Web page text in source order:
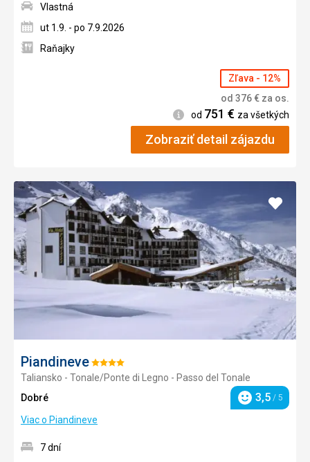
Vlastná
ut 1.9. - po 7.9.2026
Raňajky
Zľava - 12%
od 376€ za os.
Informácie
od 751 € za všetkých
Zobraziť detail zájazdu
PiandineveHodnotenie:
4/5
Taliansko - Tonale/Ponte di Legno - Passo del Tonale
Dobré
Hodnotenie
3,5 / 5
Viac o Piandineve
Pridať
7 dní